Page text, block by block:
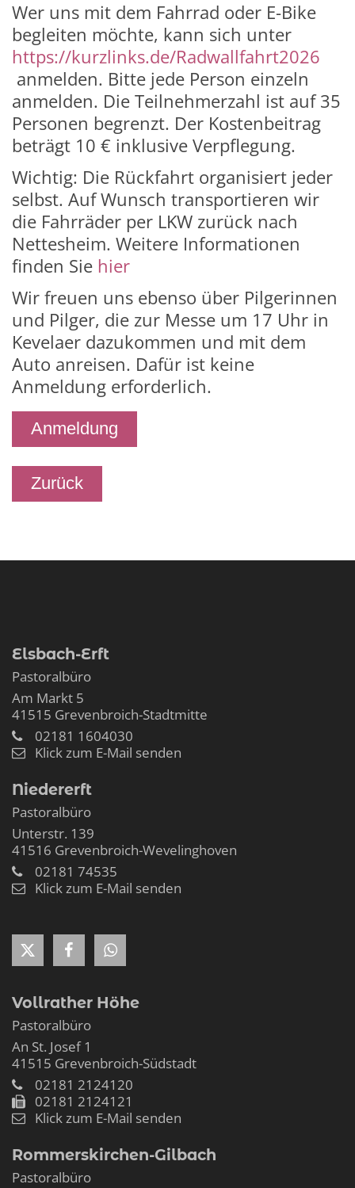
Wer uns mit dem Fahrrad oder E-Bike
begleiten möchte, kann sich unter
https://kurzlinks.de/Radwallfahrt2026
anmelden. Bitte jede Person einzeln
anmelden. Die Teilnehmerzahl ist auf 35
Personen begrenzt. Der Kostenbeitrag
beträgt 10 € inklusive Verpflegung.
Wichtig: Die Rückfahrt organisiert jeder
selbst. Auf Wunsch transportieren wir
die Fahrräder per LKW zurück nach
Nettesheim. Weitere Informationen
finden Sie hier
Wir freuen uns ebenso über Pilgerinnen
und Pilger, die zur Messe um 17 Uhr in
Kevelaer dazukommen und mit dem
Auto anreisen. Dafür ist keine
Anmeldung erforderlich.
Anmeldung
Zurück
Elsbach-Erft
Pastoralbüro
Am Markt 5
41515 Grevenbroich-Stadtmitte
02181 1604030
Klick zum E-Mail senden
Niedererft
Pastoralbüro
Unterstr. 139
41516 Grevenbroich-Wevelinghoven
02181 74535
Klick zum E-Mail senden
Vollrather Höhe
Pastoralbüro
An St. Josef 1
41515 Grevenbroich-Südstadt
02181 2124120
02181 2124121
Klick zum E-Mail senden
Rommerskirchen-Gilbach
Pastoralbüro